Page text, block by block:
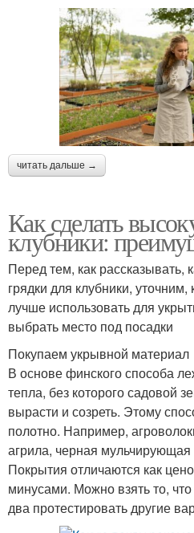
читать дальше →
Как сделать
клубники:
Перед тем, как рассказывать,
грядки для клубники,
лучше использовать для
выбрать место под посадки
Покупаем укрывной материал
В основе финского способа
тепла, без которого садовой
вырасти и созреть. Этому
полотно. Например,
агрила, черная
Покрытия отличаются как
минусами. Можно взять то,
два протестировать другие